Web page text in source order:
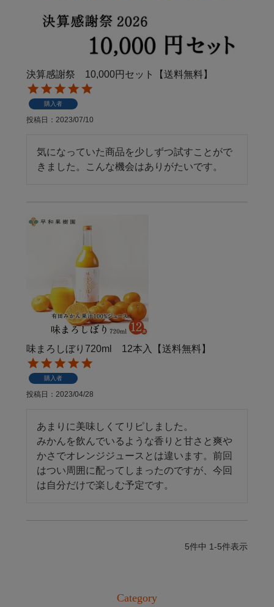
決算感謝祭 10,000円セット【送料無料】
購入者
投稿日 2023/07/10
気になっていた商品を少しずつ試すことがで
きました。こんな機会はありがたいです。
味まろしぼり720ml 12本入【送料無料】
購入者
投稿日 2023/04/28
あまりに美味しくてリピしました。
みかんを飲んでいるような香りと甘さと爽や
かさでオレンジジュースとは違います。前回
はつい周囲に配ってしまったのですが、今回
は自分だけで楽しむ予定です。
5件中 1-5件表示
Category